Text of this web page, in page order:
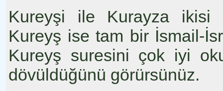
Kureyşi ile Kurayza ikisi
Kureyş ise tam bir İsmail-
Kureyş suresini çok iyi
dövüldüğünü görürsünüz.